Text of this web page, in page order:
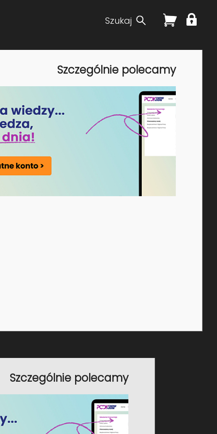
Szczególnie polecamy
Szczególnie polecamy
Szukaj
zbiorowych. Ustawa ta regulować będzie zasady
w Kodeksie pracy.
Unii Europejskiej, tj. dyrektywy 2022/2041
UE 2023/0012 NLE zakładającej
dialogu między
tj. związkami zawodowymi, które
np. dodatkowe dni urlopu